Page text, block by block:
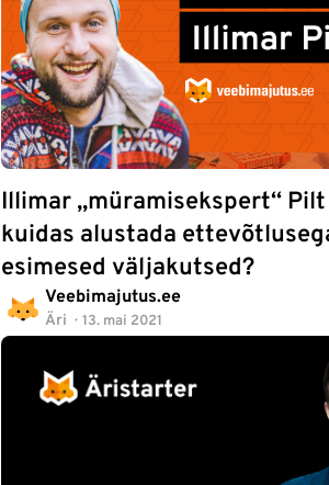
Illimar „müramisekspert“
kuidas alustada
esimesed väljakutsed?
Veebimajutus.ee
Äri 13. mai 2021